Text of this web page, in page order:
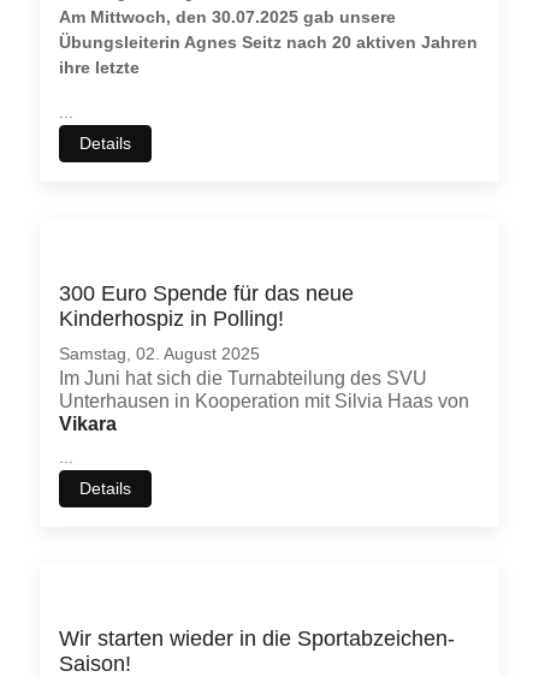
Am Mittwoch, den 30.07.2025 gab unsere
Übungsleiterin Agnes Seitz nach 20 aktiven Jahren
ihre letzte
Details
300 Euro Spende für das neue
Kinderhospiz in Polling!
Samstag, 02. August 2025
Im Juni hat sich die Turnabteilung des SVU
Unterhausen in Kooperation mit Silvia Haas von
Vikara
Details
Wir starten wieder in die Sportabzeichen-
Saison!